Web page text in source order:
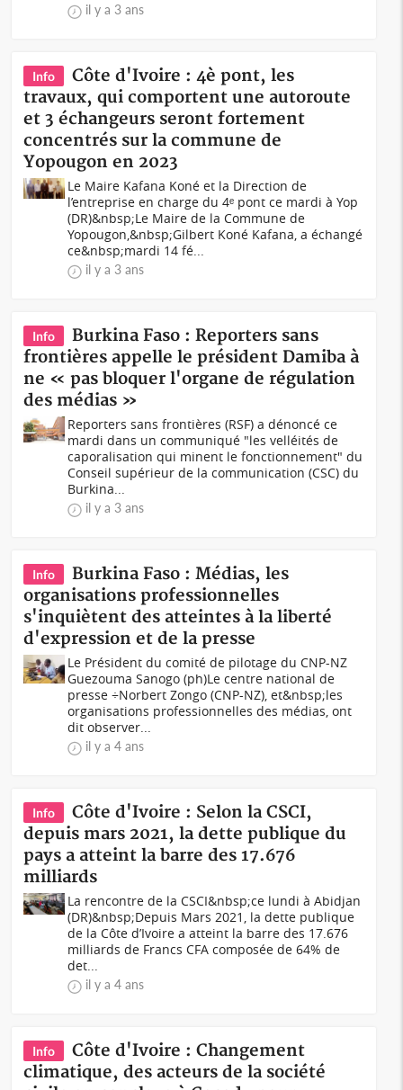
il y a 3 ans
Info
Côte d'Ivoire : 4è pont, les
travaux, qui comportent une autoroute
et 3 échangeurs seront fortement
concentrés sur la commune de
Yopougon en 2023
Le Maire Kafana Koné et la Direction de
l’entreprise en charge du 4ᵉ pont ce mardi à Yop
(DR)&nbsp;Le Maire de la Commune de
Yopougon,&nbsp;Gilbert Koné Kafana, a échangé
ce&nbsp;mardi 14 fé...
il y a 3 ans
Info
Burkina Faso : Reporters sans
frontières appelle le président Damiba à
ne « pas bloquer l'organe de régulation
des médias »
Reporters sans frontières (RSF) a dénoncé ce
mardi dans un communiqué "les velléités de
caporalisation qui minent le fonctionnement" du
Conseil supérieur de la communication (CSC) du
Burkina...
il y a 3 ans
Info
Burkina Faso : Médias, les
organisations professionnelles
s'inquiètent des atteintes à la liberté
d'expression et de la presse
Le Président du comité de pilotage du CNP-NZ
Guezouma Sanogo (ph)Le centre national de
presse ÷Norbert Zongo (CNP-NZ), et&nbsp;les
organisations professionnelles des médias, ont
dit observer...
il y a 4 ans
Info
Côte d'Ivoire : Selon la CSCI,
depuis mars 2021, la dette publique du
pays a atteint la barre des 17.676
milliards
La rencontre de la CSCI&nbsp;ce lundi à Abidjan
(DR)&nbsp;Depuis Mars 2021, la dette publique
de la Côte d’Ivoire a atteint la barre des 17.676
milliards de Francs CFA composée de 64% de
det...
il y a 4 ans
Info
Côte d'Ivoire : Changement
climatique, des acteurs de la société